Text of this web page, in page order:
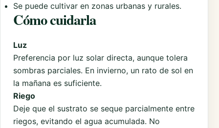
Se puede cultivar en zonas urbanas y rurales.
Cómo cuidarla
Luz
Preferencia por luz solar directa, aunque tolera
sombras parciales. En invierno, un rato de sol en
la mañana es suficiente.
Riego
Deje que el sustrato se seque parcialmente entre
riegos, evitando el agua acumulada. No